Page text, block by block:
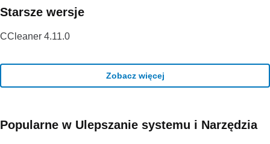
Starsze wersje
CCleaner 4.11.0
Zobacz więcej
Popularne w Ulepszanie systemu i Narzędzia